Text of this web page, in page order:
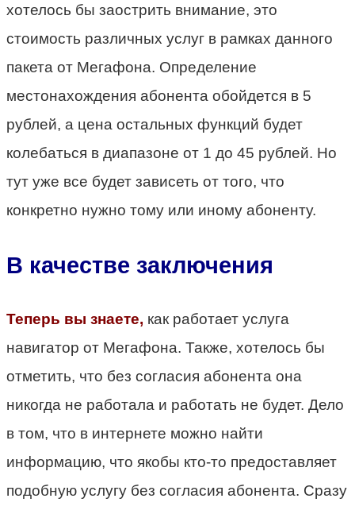
хотелось бы заострить внимание, это
стоимость различных услуг в рамках данного
пакета от Мегафона. Определение
местонахождения абонента обойдется в 5
рублей, а цена остальных функций будет
колебаться в диапазоне от 1 до 45 рублей. Но
тут уже все будет зависеть от того, что
конкретно нужно тому или иному абоненту.
В качестве заключения
Теперь вы знаете, как работает услуга
навигатор от Мегафона. Также, хотелось бы
отметить, что без согласия абонента она
никогда не работала и работать не будет. Дело
в том, что в интернете можно найти
информацию, что якобы кто-то предоставляет
подобную услугу без согласия абонента. Сразу